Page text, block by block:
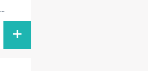
...
+